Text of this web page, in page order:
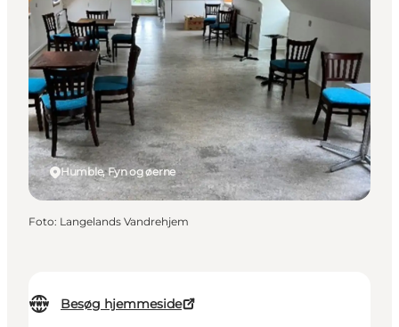
Besøg hjemmeside
Humble, Fyn og øerne
Foto: Langelands Vandrehjem